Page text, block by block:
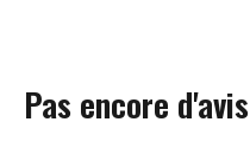
Pas encore d'avis